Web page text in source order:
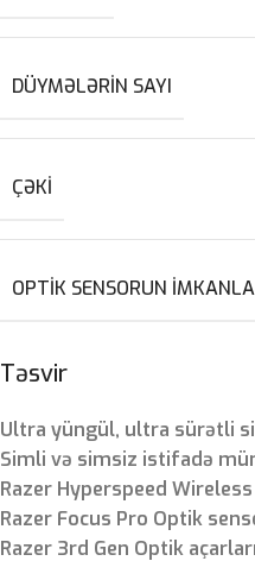
Təsvir
Ultra yüngül, ultra sürətli
Simli və simsiz istifadə
Razer Hyperspeed
Razer Focus Pro Optik
Razer 3rd Gen Optik açarları
DÜYMƏLƏRIN SAYI
ÇƏKI
OPTIK SENSORUN